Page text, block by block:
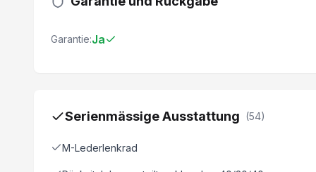
Garantie:Ja
Serienmässige Ausstattung (54)
M-Lederlenkrad